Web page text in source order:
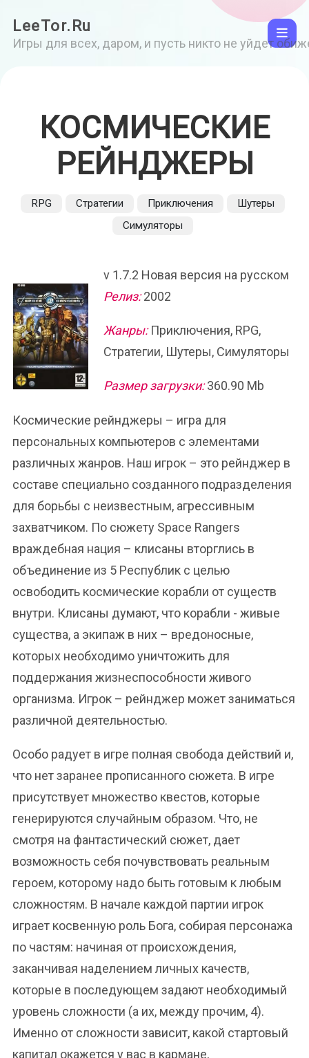
LeeTor.Ru
Игры для всех, даром, и пусть никто не уйдет
КОСМИЧЕСКИЕ
РЕЙНДЖЕРЫ
RPG Стратегии Приключения
Шутеры
Симуляторы
v 1.7.2 Новая версия на русском
Релиз:2002
Жанры:Приключения, RPG,
Стратегии, Шутеры, Симуляторы
Размер загрузки:360.90 Mb
Космические рейнджеры – игра для
персональных компьютеров с элементами
различных жанров. Наш игрок – это рейнджер в
составе специально созданного подразделения
для борьбы с неизвестным, агрессивным
захватчиком. По сюжету Space Rangers
враждебная нация – клисаны вторглись в
объединение из 5 Республик с целью
освободить космические корабли от существ
внутри. Клисаны думают, что корабли - живые
существа, а экипаж в них – вредоносные,
которых необходимо уничтожить для
поддержания жизнеспособности живого
организма. Игрок – рейнджер может заниматься
различной деятельностью.
Особо радует в игре полная свобода действий и,
что нет заранее прописанного сюжета. В игре
присутствует множество квестов, которые
генерируются случайным образом. Что, не
смотря на фантастический сюжет, дает
возможность себя почувствовать реальным
героем, которому надо быть готовым к любым
сложностям. В начале каждой партии игрок
играет косвенную роль Бога, собирая персонажа
по частям: начиная от происхождения,
заканчивая наделением личных качеств,
которые в последующем задают необходимый
уровень сложности (а их, между прочим, 4).
Именно от сложности зависит, какой стартовый
капитал окажется у вас в кармане,